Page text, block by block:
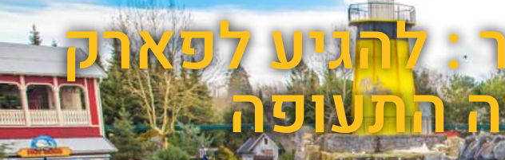
: להגיע לפארק
התעופה